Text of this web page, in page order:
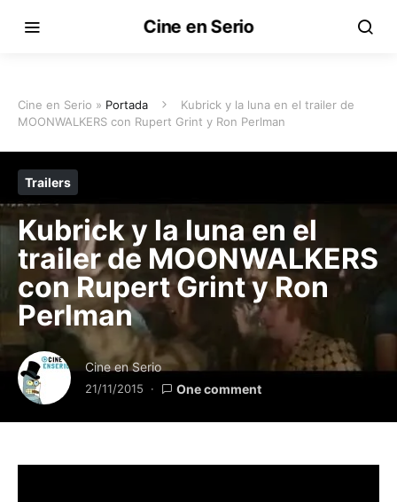
Cine en Serio
Cine en Serio » Portada
Kubrick y la luna en el trailer de
MOONWALKERS con Rupert Grint y Ron Perlman
Trailers
Kubrick y la luna en el
trailer de MOONWALKERS
con Rupert Grint y Ron
Perlman
Cine en Serio
21/11/2015 One comment